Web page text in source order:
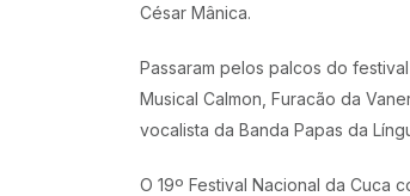
César Mânica.
Passaram pelos palcos do
Musical Calmon, Furacão da
vocalista da Banda Papas da
O 19º Festival Nacional da Cuca